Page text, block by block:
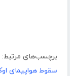
برچسب‌های مرتبط:
سقوط هواپیمای